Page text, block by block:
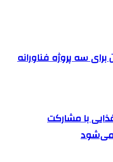
سه پروژه فناورانه
با مشارکت
می‌شود